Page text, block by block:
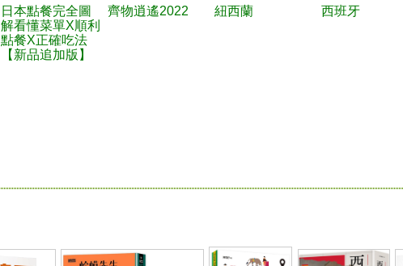
日本點餐完全圖
解看懂菜單X順利
點餐X正確吃法
【新品追加版】
齊物逍遙2022 紐西蘭 西班牙